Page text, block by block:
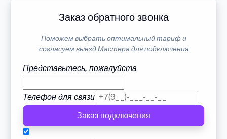
Заказ обратного звонка
Поможем выбрать оптимальный тариф и
согласуем выезд Мастера для подключения
Представьтесь, пожалуйста
Телефон для связи
Заказ подключения